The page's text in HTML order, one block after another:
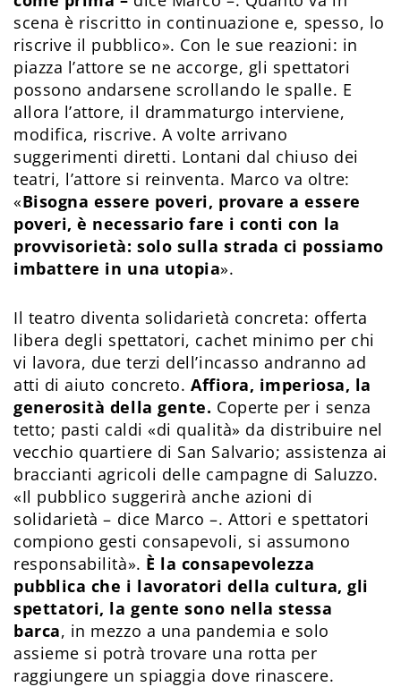
scena è riscritto in continuazione e, spesso, lo
riscrive il pubblico». Con le sue reazioni: in
piazza l’attore se ne accorge, gli spettatori
possono andarsene scrollando le spalle. E
allora l’attore, il drammaturgo interviene,
modifica, riscrive. A volte arrivano
suggerimenti diretti. Lontani dal chiuso dei
teatri, l’attore si reinventa. Marco va oltre:
«Bisogna essere poveri, provare a essere
poveri, è necessario fare i conti con la
provvisorietà: solo sulla strada ci possiamo
imbattere in una utopia».
Il teatro diventa solidarietà concreta: offerta
libera degli spettatori, cachet minimo per chi
vi lavora, due terzi dell’incasso andranno ad
atti di aiuto concreto. Affiora, imperiosa, la
generosità della gente. Coperte per i senza
tetto; pasti caldi «di qualità» da distribuire nel
vecchio quartiere di San Salvario; assistenza ai
braccianti agricoli delle campagne di Saluzzo.
«Il pubblico suggerirà anche azioni di
solidarietà – dice Marco –. Attori e spettatori
compiono gesti consapevoli, si assumono
responsabilità». È la consapevolezza
pubblica che i lavoratori della cultura, gli
spettatori, la gente sono nella stessa
barca, in mezzo a una pandemia e solo
assieme si potrà trovare una rotta per
raggiungere un spiaggia dove rinascere.